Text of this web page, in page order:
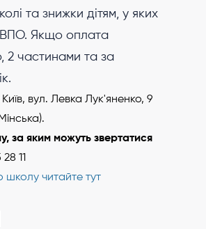
та знижки дітям, у яких
ВПО. Якщо оплата
2 частинами та за
Київ, вул. Левка Лук'яненко, 9
за яким можуть звертатися
11
школу читайте тут